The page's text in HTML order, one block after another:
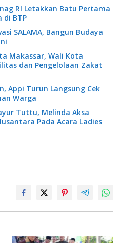
RI Letakkan Batu Pertama
di BTP
SALAMA, Bangun Budaya
Makassar, Wali Kota
dan Pengelolaan Zakat
Appi Turun Langsung Cek
Warga
Tuttu, Melinda Aksa
Pada Acara Ladies